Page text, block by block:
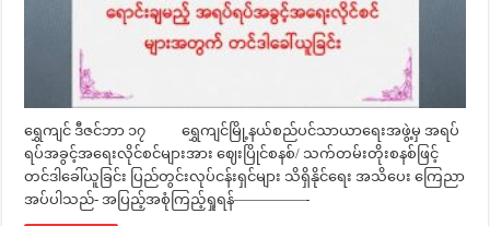
ရွှေကျင် ဒီဇင်ဘာ ၁၇ ရွှေကျင်မြို့နယ်စည်ပင်သာယာရေးအဖွဲ့မှ အရပ်
ရပ်အခွင့်အရေးလိုင်စင်များအား ဈေးပြိုင်စနစ်/ သက်တမ်းတိုးစနစ်ဖြင့်
တင်ဒါခေါ်ယူခြင်း ပြည်တွင်းလုပ်ငန်းရှင်များ သိရှိနိုင်ရေး အသိပေး ကြေညာ
အပ်ပါသည်- အပြည့်အစုံကြည့်ရှုရန်—————-